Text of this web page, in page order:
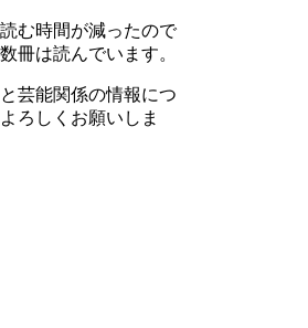
む時間が減ったので
冊は読んでいます。
芸能関係の情報につ
ろしくお願いしま